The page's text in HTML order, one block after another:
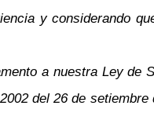
y considerando
a nuestra Ley de
del 26 de